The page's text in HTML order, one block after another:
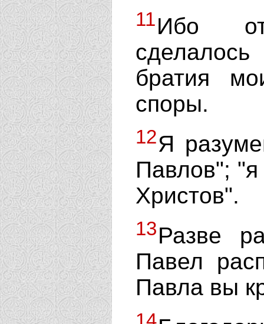
11Ибо
братия
споры.
12Я
Павлов";
Христов".
13Разве
Павел
Павла вы